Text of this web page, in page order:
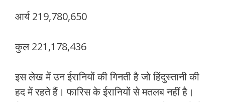
आर्य 219,780,650
कुल 221,178,436
इस लेख में उन ईरानियों की गिनती है जो हिंदुस्‍तानी की
हद में रहते हैं। फारिस के ईरानियों से मतलब नहीं है।